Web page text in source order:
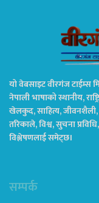
यो वेबसाइट वीरगंज टाईम्स
नेपाली भाषाको स्थानीय,
खेलकुद, साहित्य, जीवनशैली,
तरिकाले, विश्व, सुचना
विश्लेषणलाई समेट्छ।
सम्पर्क